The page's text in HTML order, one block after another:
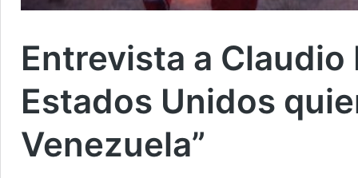
Entrevista a Claudio
Estados Unidos
Venezuela”